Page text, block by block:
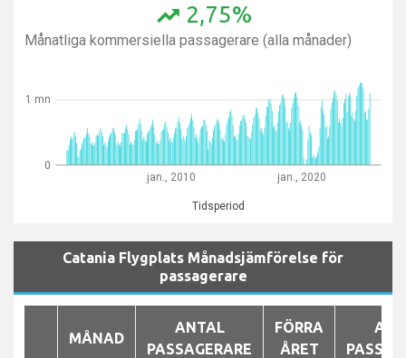
trending_up 2,75%
Månatliga kommersiella passagerare (alla månader)
jan., 2010 jan., 2020
Tidsperiod
0
1 mn
Catania Flygplats Månadsjämförelse för
passagerare
MÅNAD
ANTAL
PASSAGERARE
FÖRRA
ÅRET